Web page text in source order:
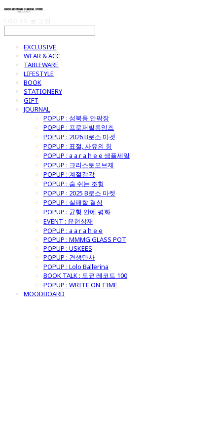
EXCLUSIVE
WEAR & ACC
TABLEWARE
LIFESTYLE
BOOK
STATIONERY
GIFT
JOURNAL
POPUP : 성북동 안팎장
POPUP : 프로퍼빌롱잉즈
POPUP : 2026 B로소 마켓
POPUP : 표절, 사유의 힘
POPUP : a a r a h e e 샘플세일
POPUP : 크리스토오브제
POPUP : 계절감각
POPUP : 숨 쉬는 조형
POPUP : 2025 B로소 마켓
POPUP : 실패할 결심
POPUP : 균형 안에 평화
EVENT : 윤현상재
POPUP : a a r a h e e
POPUP : MMMG GLASS POT
POPUP : USKEES
POPUP : 견생만사
POPUP : Lolo Ballerina
BOOK TALK : 도쿄 레코드 100
POPUP : WRITE ON TIME
MOODBOARD